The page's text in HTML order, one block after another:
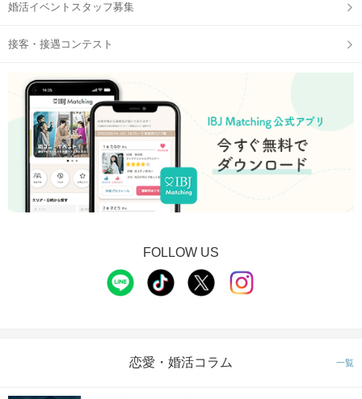
婚活イベントスタッフ募集
接客・接遇コンテスト
FOLLOW US
恋愛・婚活コラム 一覧